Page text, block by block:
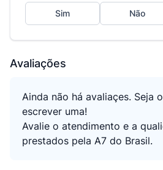
Sim Não
Avaliações
Ainda não há avaliaçes. Seja
escrever uma!
Avalie o atendimento e a
prestados pela A7 do Brasil.